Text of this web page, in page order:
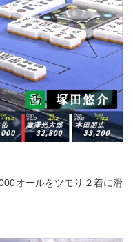
オールをツモり２着に滑